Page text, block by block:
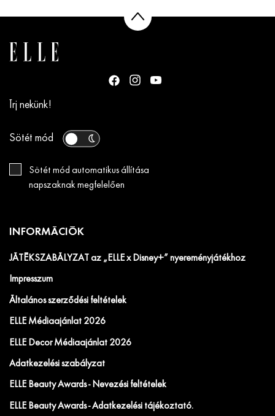
Írj nekünk!
Sötét mód
Sötét mód automatikus állítása
napszaknak megfelelően
INFORMÁCIÓK
JÁTÉKSZABÁLYZAT az „ELLE x Disney+” nyereményjátékhoz
Impresszum
Általános szerződési feltételek
ELLE Médiaajánlat 2026
ELLE Decor Médiaajánlat 2026
Adatkezelési szabályzat
ELLE Beauty Awards - Nevezési feltételek
ELLE Beauty Awards - Adatkezelési tájékoztató.